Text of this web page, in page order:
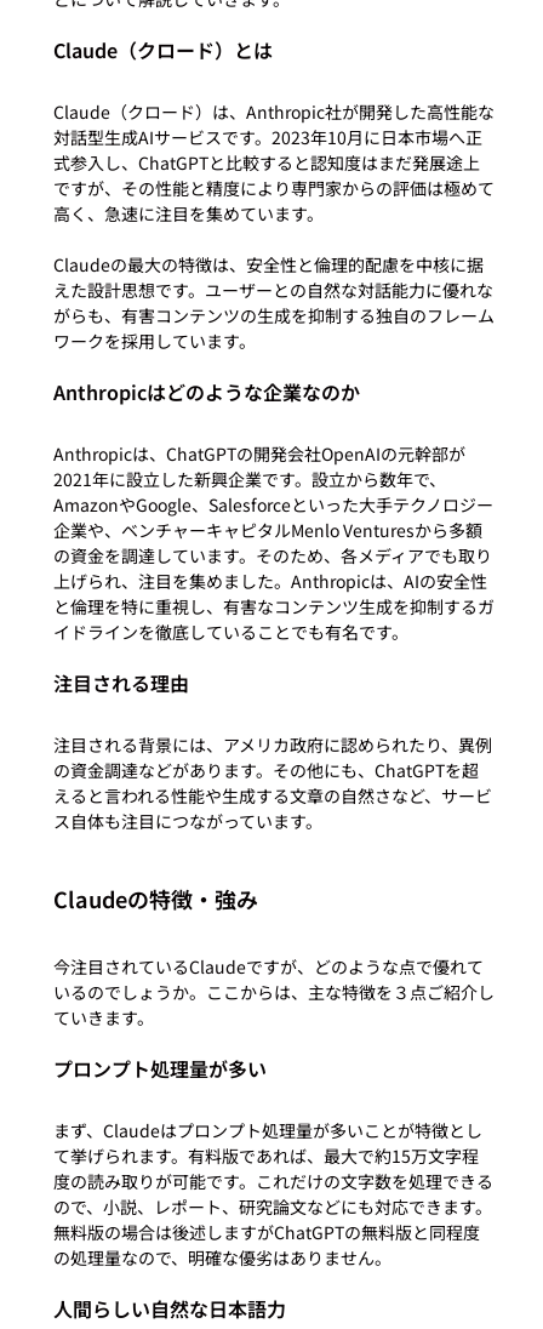
Claude（クロード）とは
Claude（クロード）は、Anthropic社が開発した高性能な
対話型生成AIサービスです。2023年10月に日本市場へ正
式参入し、ChatGPTと比較すると認知度はまだ発展途上
ですが、その性能と精度により専門家からの評価は極めて
高く、急速に注目を集めています。
Claudeの最大の特徴は、安全性と倫理的配慮を中核に据
えた設計思想です。ユーザーとの自然な対話能力に優れな
がらも、有害コンテンツの生成を抑制する独自のフレーム
Anthropicはどのような企業なのか
Anthropicは、ChatGPTの開発会社OpenAIの元幹部が
2021年に設立した新興企業です。設立から数年で、
AmazonやGoogle、Salesforceといった大手テクノロジー
企業や、ベンチャーキャピタルMenlo Venturesから多額
の資金を調達しています。そのため、各メディアでも取り
上げられ、注目を集めました。Anthropicは、AIの安全性
と倫理を特に重視し、有害なコンテンツ生成を抑制するガ
注目される理由
注目される背景には、アメリカ政府に認められたり、異例
の資金調達などがあります。その他にも、ChatGPTを超
えると言われる性能や生成する文章の自然さなど、サービ
Claudeの特徴・強み
今注目されているClaudeですが、どのような点で優れて
いるのでしょうか。ここからは、主な特徴を３点ご紹介し
プロンプト処理量が多い
まず、Claudeはプロンプト処理量が多いことが特徴とし
て挙げられます。有料版であれば、最大で約15万文字程
度の読み取りが可能です。これだけの文字数を処理できる
ので、小説、レポート、研究論文などにも対応できます。
無料版の場合は後述しますがChatGPTの無料版と同程度
人間らしい自然な日本語力